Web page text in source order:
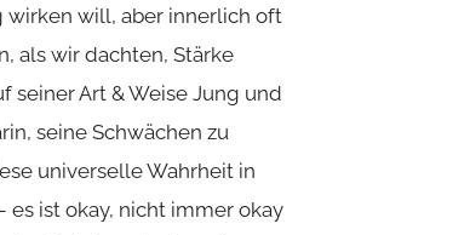
will, aber innerlich oft
als wir dachten, Stärke
seiner Art & Weise Jung und
seine Schwächen zu
universelle Wahrheit in
ist okay, nicht immer okay